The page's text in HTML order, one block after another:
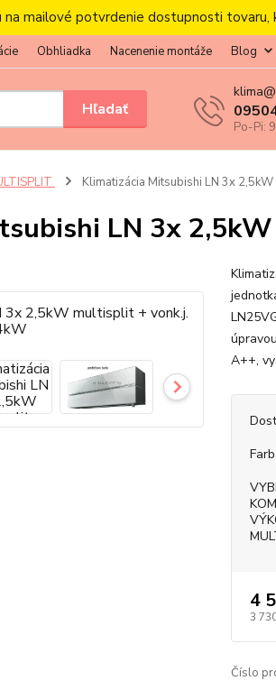
mailové potvrdenie dostupnosti tovaru,
Obhliadka Nacenenie montáže Blog
Hľadať
Po-Pi:
Klimatizácia Mitsubishi LN 3x
LN 3x
A++,
4
3
Číslo